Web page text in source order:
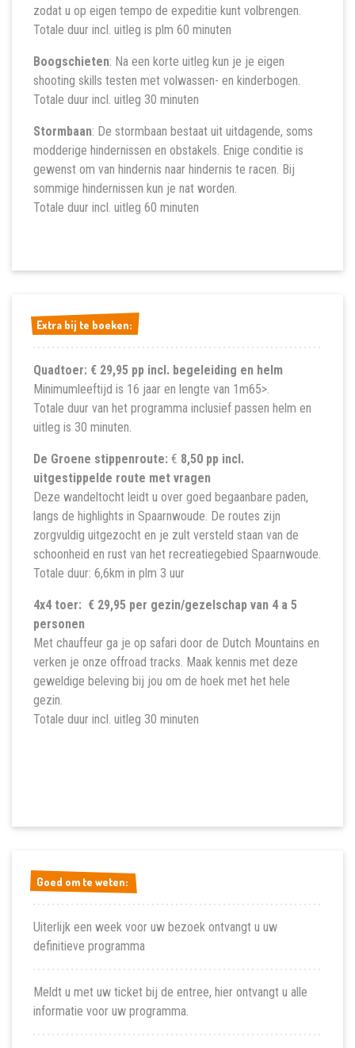
zodat u op eigen tempo de expeditie kunt volbrengen.
Totale duur incl. uitleg is plm 60 minuten
Boogschieten: Na een korte uitleg kun je je eigen
shooting skills testen met volwassen- en kinderbogen.
Totale duur incl. uitleg 30 minuten
Stormbaan: De stormbaan bestaat uit uitdagende, soms
modderige hindernissen en obstakels. Enige conditie is
gewenst om van hindernis naar hindernis te racen. Bij
sommige hindernissen kun je nat worden.
Totale duur incl. uitleg 60 minuten
Extra bij te boeken:
Extra bij te boeken:
Quadtoer: € 29,95 pp incl. begeleiding en helm
Minimumleeftijd is 16 jaar en lengte van 1m65>.
Totale duur van het programma inclusief passen helm en
uitleg is 30 minuten.
De Groene stippenroute: € 8,50 pp incl.
uitgestippelde route met vragen
Deze wandeltocht leidt u over goed begaanbare paden,
langs de highlights in Spaarnwoude. De routes zijn
zorgvuldig uitgezocht en je zult versteld staan van de
schoonheid en rust van het recreatiegebied Spaarnwoude.
Totale duur: 6,6km in plm 3 uur
4x4 toer: € 29,95 per gezin/gezelschap van 4 a 5
personen
Met chauffeur ga je op safari door de Dutch Mountains en
verken je onze offroad tracks. Maak kennis met deze
geweldige beleving bij jou om de hoek met het hele
gezin.
Totale duur incl. uitleg 30 minuten
Goed om te weten:
Goed om te weten:
Uiterlijk een week voor uw bezoek ontvangt u uw
definitieve programma
Meldt u met uw ticket bij de entree, hier ontvangt u alle
informatie voor uw programma.